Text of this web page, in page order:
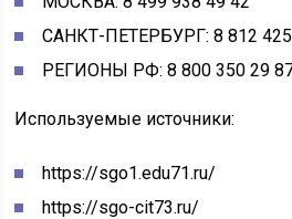
САНКТ-ПЕТЕРБУРГ: 8 812
РЕГИОНЫ РФ: 8 800 350 29
Используемые источники:
https://sgo1.edu71.ru/
https://sgo-cit73.ru/